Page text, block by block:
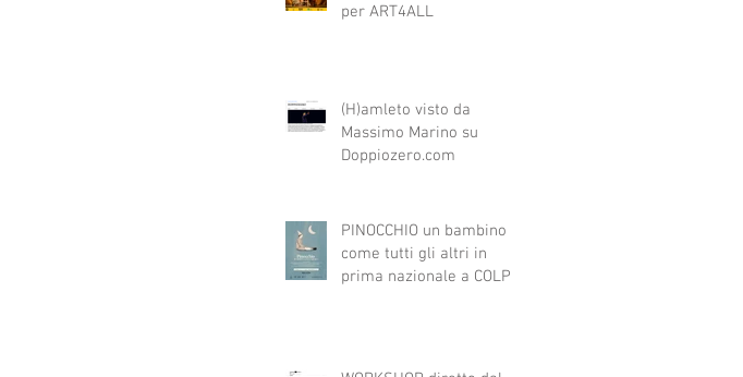
per ART4ALL
(H)amleto visto da
Massimo Marino su
Doppiozero.com
PINOCCHIO un bambino
come tutti gli altri in
prima nazionale a COLPI